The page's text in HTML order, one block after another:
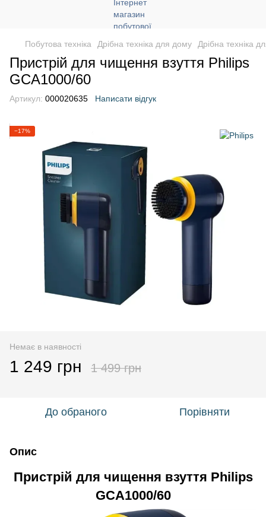
Побутова техніка Дрібна техніка для дому Дрібна техніка
Пристрій для чищення взуття Philips
GCA1000/60
Артикул: 000020635 Написати відгук
−17%
Немає в наявності
1 249 грн 1 499 грн
До обраного Порівняти
Опис
Пристрій для чищення взуття Philips
GCA1000/60